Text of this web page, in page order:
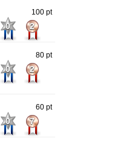
100 pt
0 2
80 pt
0 2
60 pt
0 7